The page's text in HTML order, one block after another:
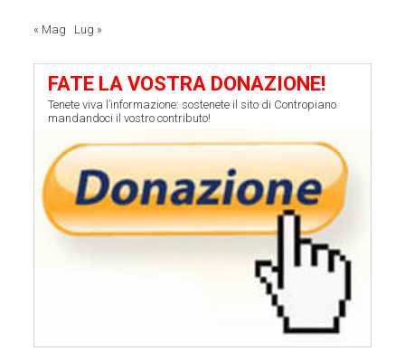
« Mag Lug »
FATE LA VOSTRA DONAZIONE!
Tenete viva l’informazione: sostenete il sito di Contropiano
mandandoci il vostro contributo!